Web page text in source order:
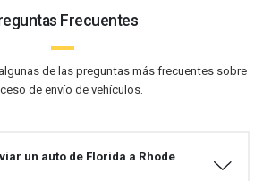
Frecuentes
de las preguntas más frecuentes sobre
de envío de vehículos.
un auto de Florida a Rhode